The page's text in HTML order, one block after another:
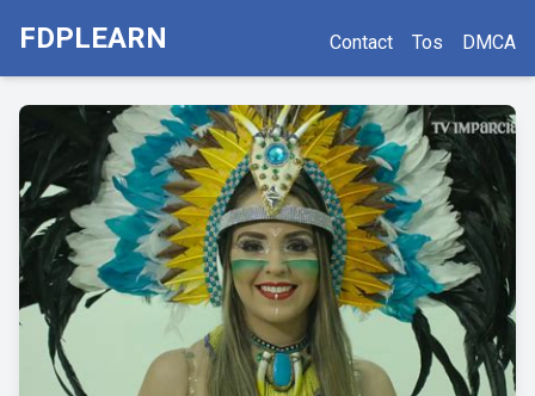
FDPLEARN Contact Tos DMCA